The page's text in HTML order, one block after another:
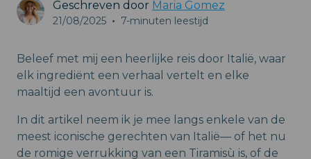
Geschreven door Maria Gomez
21/08/2025 • 7-minuten leestijd
Beleef met mij een heerlijke reis door Italië, waar
elk ingrediënt een verhaal vertelt en elke
maaltijd een avontuur is.
In dit artikel neem ik je mee langs enkele van de
meest iconische gerechten van Italië— of het nu
de romige verrukking van een Tiramisù is, of de